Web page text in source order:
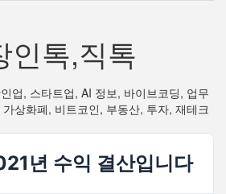
인톡,직톡
업, 스타트업, AI 정보, 바이브코딩, 업무
상화폐, 비트코인, 부동산, 투자, 재테크
년 수익 결산입니다